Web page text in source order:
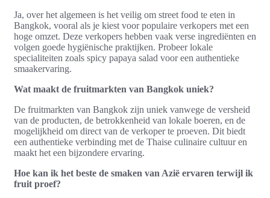
Ja, over het algemeen is het veilig om street food te eten in
Bangkok, vooral als je kiest voor populaire verkopers met een
hoge omzet. Deze verkopers hebben vaak verse ingrediënten en
volgen goede hygiënische praktijken. Probeer lokale
specialiteiten zoals spicy papaya salad voor een authentieke
smaakervaring.
Wat maakt de fruitmarkten van Bangkok uniek?
De fruitmarkten van Bangkok zijn uniek vanwege de versheid
van de producten, de betrokkenheid van lokale boeren, en de
mogelijkheid om direct van de verkoper te proeven. Dit biedt
een authentieke verbinding met de Thaise culinaire cultuur en
maakt het een bijzondere ervaring.
Hoe kan ik het beste de smaken van Azië ervaren terwijl ik
fruit proef?